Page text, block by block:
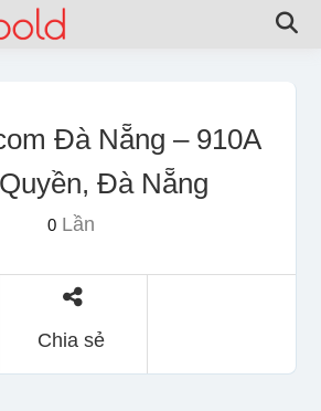
Đà Nẵng – 910A
Đà Nẵng
0Lần
Chia sẻ